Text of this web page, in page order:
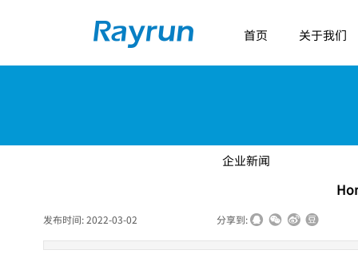
首页 关于我们
企业新闻
发布时间:2022-03-02 分享到: